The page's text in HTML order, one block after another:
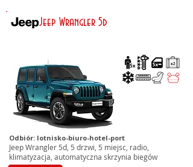
Jeep Wrangler 5d
Odbiór: lotnisko-biuro-hotel-port
Jeep Wrangler 5d, 5 drzwi, 5 miejsc, radio,
klimatyzacja, automatyczna skrzynia biegów